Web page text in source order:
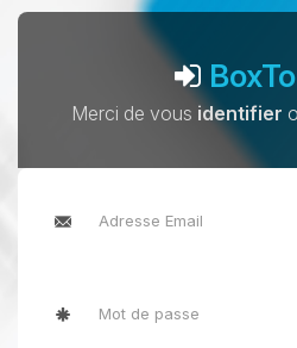
Merci de vous identifier